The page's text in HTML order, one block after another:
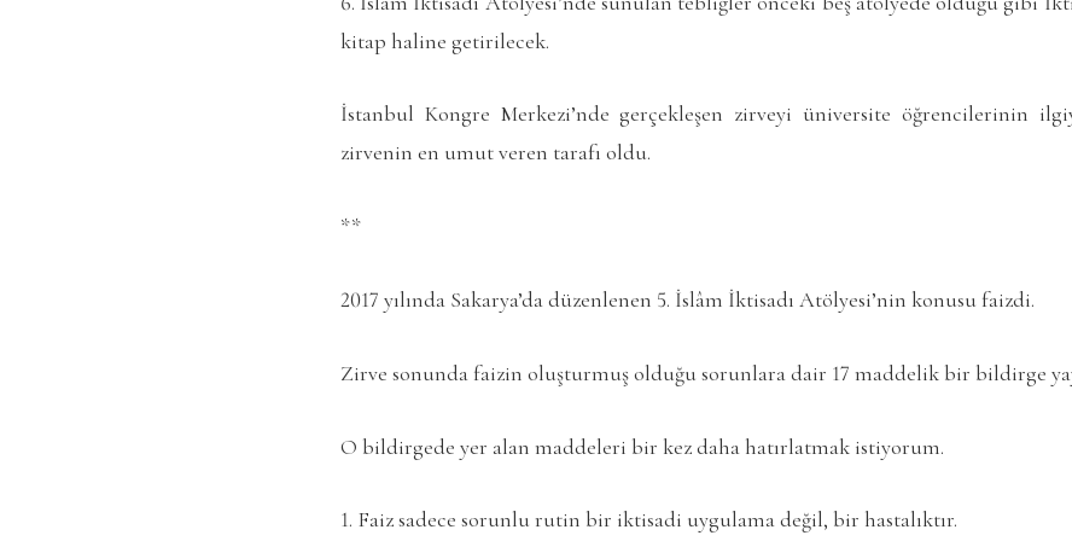
kitap haline getirilecek.
İstanbul Kongre Merkezi’nde gerçekleşen zirveyi üniversite öğrencilerinin
zirvenin en umut veren tarafı oldu.
**
2017 yılında Sakarya’da düzenlenen 5. İslâm İktisadı Atölyesi’nin konusu faizdi.
Zirve sonunda faizin oluşturmuş olduğu sorunlara dair 17 maddelik bir bildirge
O bildirgede yer alan maddeleri bir kez daha hatırlatmak istiyorum.
1. Faiz sadece sorunlu rutin bir iktisadi uygulama değil, bir hastalıktır.